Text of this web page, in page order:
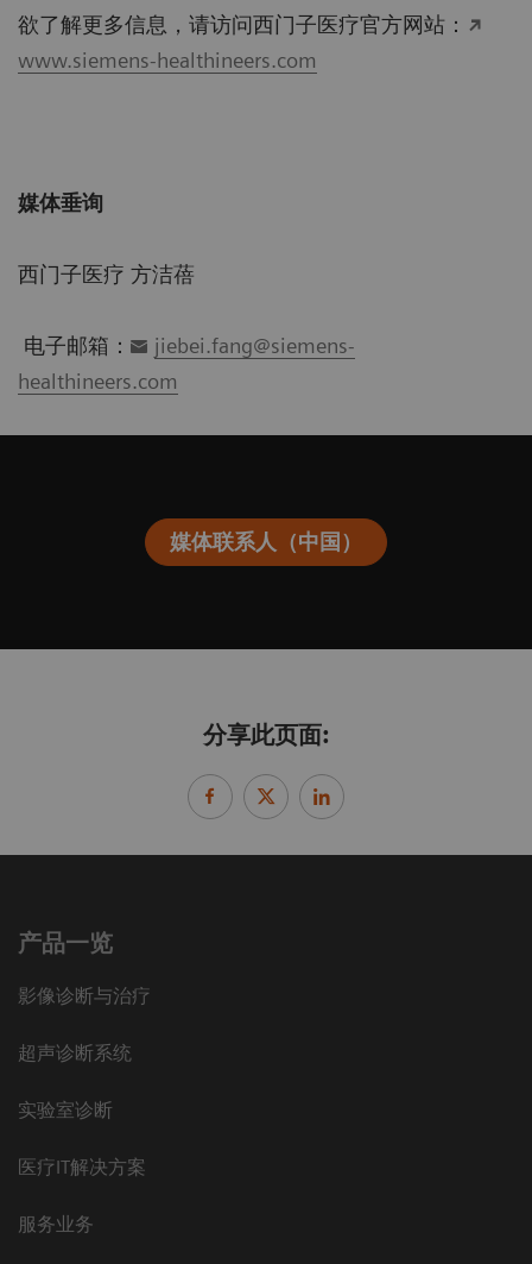
欲了解更多信息，请访问西门子医疗官方网站：
www.siemens-healthineers.com
媒体垂询
西门子医疗 方洁蓓
电子邮箱：
jiebei.fang@siemens-
healthineers.com
媒体联系人（中国）
分享此页面:
产品一览
影像诊断与治疗
超声诊断系统
实验室诊断
医疗IT解决方案
服务业务